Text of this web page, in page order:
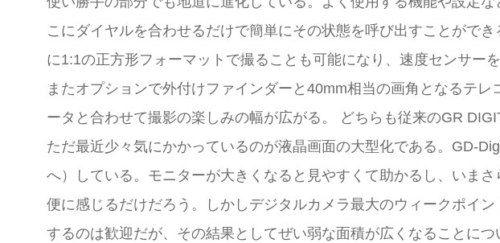
こにダイヤルを合わせるだけで簡単にその状態を呼び出すことがで
に1:1の正方形フォーマットで撮ることも可能になり、速度センサー
またオプションで外付けファインダーと40mm相当の画角となるテ
ータと合わせて撮影の楽しみの幅が広がる。 どちらも従来のGR
ただ最近少々気にかかっているのが液晶画面の大型化である。GD-
へ）している。モニターが大きくなると見やすくて助かるし、いま
便に感じるだけだろう。しかしデジタルカメラ最大のウィークポイ
するのは歓迎だが、その結果としてぜい弱な面積が広くなることにつ